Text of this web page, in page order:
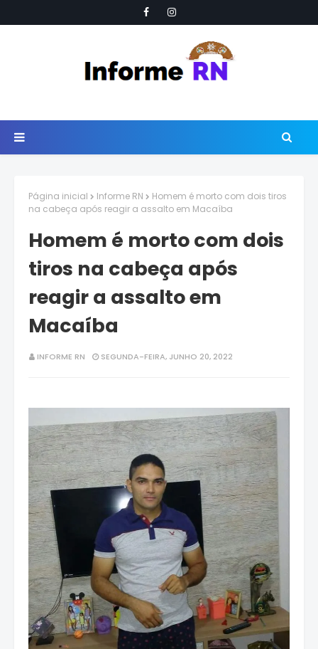
Página inicial Informe RN
Homem é morto com dois tiros
na cabeça após reagir a assalto em Macaíba
Homem é morto com dois
tiros na cabeça após
reagir a assalto em
Macaíba
INFORME RN SEGUNDA-FEIRA, JUNHO 20, 2022